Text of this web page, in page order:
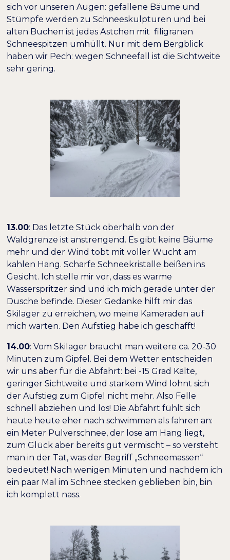
sich vor unseren Augen: gefallene Bäume und
Stümpfe werden zu Schneeskulpturen und bei
alten Buchen ist jedes Ästchen mit filigranen
Schneespitzen umhüllt. Nur mit dem Bergblick
haben wir Pech: wegen Schneefall ist die Sichtweite
sehr gering.
13.00: Das letzte Stück oberhalb von der
Waldgrenze ist anstrengend. Es gibt keine Bäume
mehr und der Wind tobt mit voller Wucht am
kahlen Hang. Scharfe Schneekristalle beißen ins
Gesicht. Ich stelle mir vor, dass es warme
Wasserspritzer sind und ich mich gerade unter der
Dusche befinde. Dieser Gedanke hilft mir das
Skilager zu erreichen, wo meine Kameraden auf
mich warten. Den Aufstieg habe ich geschafft!
14.00: Vom Skilager braucht man weitere ca. 20-30
Minuten zum Gipfel. Bei dem Wetter entscheiden
wir uns aber für die Abfahrt: bei -15 Grad Kälte,
geringer Sichtweite und starkem Wind lohnt sich
der Aufstieg zum Gipfel nicht mehr. Also Felle
schnell abziehen und los! Die Abfahrt fühlt sich
heute heute eher nach schwimmen als fahren an:
ein Meter Pulverschnee, der lose am Hang liegt,
zum Glück aber bereits gut vermischt – so versteht
man in der Tat, was der Begriff „Schneemassen“
bedeutet! Nach wenigen Minuten und nachdem ich
ein paar Mal im Schnee stecken geblieben bin, bin
ich komplett nass.